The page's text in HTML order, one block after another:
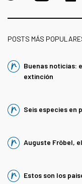
POSTS MÁS
Buenas noticias:
extinción
Seis especies en
Auguste Fröbel,
Estos son los